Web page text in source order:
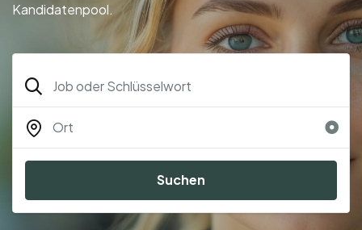
Kandidatenpool.
Suchen